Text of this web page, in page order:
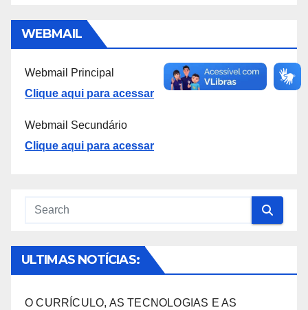
WEBMAIL
Webmail Principal
Clique aqui para acessar
Webmail Secundário
Clique aqui para acessar
ULTIMAS NOTÍCIAS:
O CURRÍCULO, AS TECNOLOGIAS E AS